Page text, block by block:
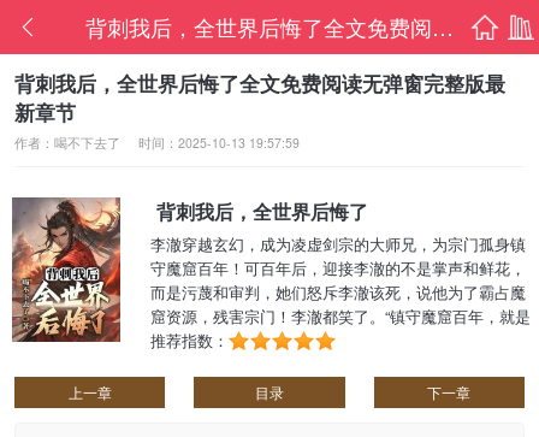
背刺我后，全世界后悔了全文免费阅读无弹窗
首页 书架
背刺我后，全世界后悔了全文免费阅读无弹窗完整版最
新章节
作者：喝不下去了 时间：2025-10-13 19:57:59
背刺我后，全世界后悔了
李澈穿越玄幻，成为凌虚剑宗的大师兄，为宗门孤身镇
守魔窟百年！可百年后，迎接李澈的不是掌声和鲜花，
而是污蔑和审判，她们怒斥李澈该死，说他为了霸占魔
窟资源，残害宗门！李澈都笑了。“镇守魔窟百年，就是
这样的结局？既如此，这魔窟我不守了，这宗门我也不
根本不在乎，并且声势浩大的准备开采魔窟！然而当她
们真的踏入魔窟之后，却发现无尽妖魔冲天而起，浩瀚
推荐指数：
上一章 目录 下一章